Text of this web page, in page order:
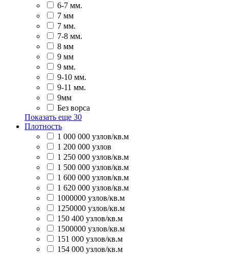
6-7 мм.
7 мм
7 мм.
7-8 мм.
8 мм
9 мм
9 мм.
9-10 мм.
9-11 мм.
9мм
Без ворса
Показать еще 30
Плотность
1 000 000 узлов/кв.м
1 200 000 узлов
1 250 000 узлов/кв.м
1 500 000 узлов/кв.м
1 600 000 узлов/кв.м
1 620 000 узлов/кв.м
1000000 узлов/кв.м
1250000 узлов/кв.м
150 400 узлов/кв.м
1500000 узлов/кв.м
151 000 узлов/кв.м
154 000 узлов/кв.м